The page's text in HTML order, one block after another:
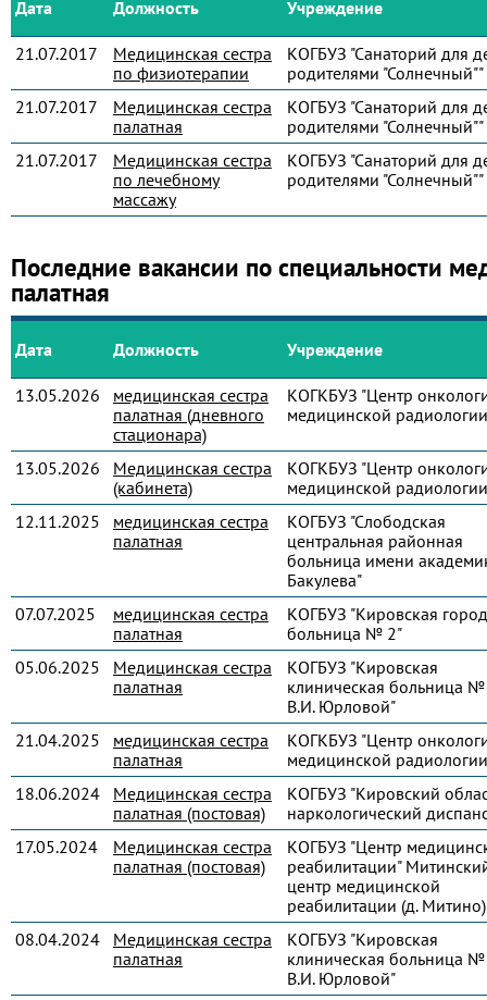
Дата Должность Учреждение
21.07.2017
Медицинская сестра
по физиотерапии
КОГБУЗ "Санаторий для
родителями "Солнечный""
21.07.2017
Медицинская сестра
палатная
КОГБУЗ "Санаторий для
родителями "Солнечный""
21.07.2017
Медицинская сестра
по лечебному
массажу
КОГБУЗ "Санаторий для
родителями "Солнечный""
Последние вакансии по специальности
палатная
Дата Должность Учреждение
13.05.2026
медицинская сестра
палатная (дневного
стационара)
КОГКБУЗ "Центр
медицинской
13.05.2026
Медицинская сестра
(кабинета)
КОГКБУЗ "Центр
медицинской
12.11.2025
медицинская сестра
палатная
КОГБУЗ "Слободская
центральная районная
больница имени
Бакулева"
07.07.2025
медицинская сестра
палатная
КОГБУЗ "Кировская
больница № 2"
05.06.2025
Медицинская сестра
палатная
КОГБУЗ "Кировская
клиническая больница
В.И. Юрловой"
21.04.2025
медицинская сестра
палатная
КОГКБУЗ "Центр
медицинской
18.06.2024
Медицинская сестра
палатная (постовая)
КОГБУЗ "Кировский
наркологический
17.05.2024
Медицинская сестра
палатная (постовая)
КОГБУЗ "Центр
реабилитации"
центр медицинской
реабилитации (д. Митино)
08.04.2024
Медицинская сестра
палатная
КОГБУЗ "Кировская
клиническая больница
В.И. Юрловой"